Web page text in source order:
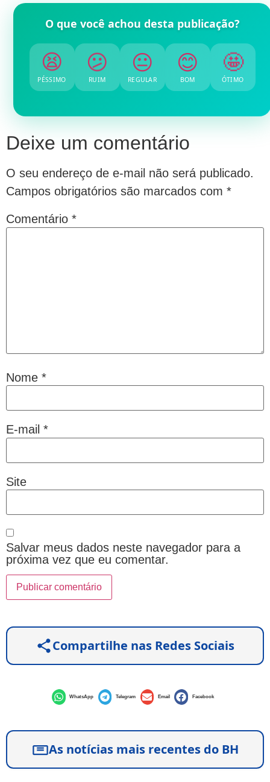
O que você achou desta publicação?
😫
PÉSSIMO
😕
RUIM
😐
REGULAR
😊
BOM
🤩
ÓTIMO
Deixe um comentário
O seu endereço de e-mail não será publicado.
Campos obrigatórios são marcados com *
Comentário *
Nome *
E-mail *
Site
Salvar meus dados neste navegador para a
próxima vez que eu comentar.
Compartilhe nas Redes Sociais
WhatsApp Telegram Email Facebook
As notícias mais recentes do BH